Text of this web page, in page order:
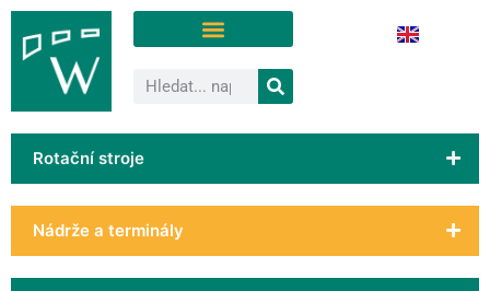
Rotační stroje
Nádrže a terminály